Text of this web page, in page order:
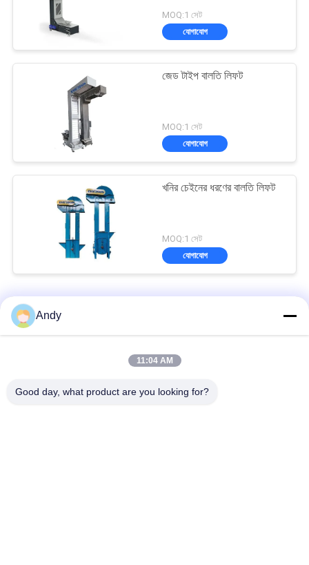
MOQ:1 সেট
যোগাযোগ
জেড টাইপ বালতি লিফট
MOQ:1 সেট
যোগাযোগ
খনির চেইনের ধরণের বালতি লিফট
MOQ:1 সেট
যোগাযোগ
চেইন বালতি এলিভেটর
গ্রানুল প্যাকিং মেশিনের জন্য সম্পূর্ণরূপে বন্ধ টিপিং জেড বালতি লিফট কনভেয়র
304 স্টেইনলেস স্টীল Z বালতি লিফট কনভেয়র ক্যান্ডি প্যাকেজিং লিফটিং মেশিন
কাস্টমাইজযোগ্য NE 2.5-260L চেইন বালতি লিফট ভার্টিক্যাল পরিবহন শস্য খনির জন্য
Andy
11:04 AM
Good day, what product are you looking for?